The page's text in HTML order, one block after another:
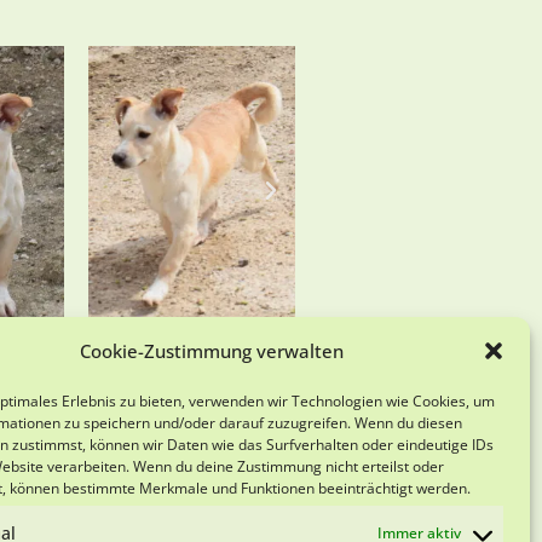
Cookie-Zustimmung verwalten
Erlebnis zu bieten, verwenden wir Technologien wie Cookies, um
zu speichern und/oder darauf zuzugreifen. Wenn du diesen
zustimmst, können wir Daten wie das Surfverhalten oder eindeutige IDs
verarbeiten. Wenn du deine Zustimmung nicht erteilst oder
können bestimmte Merkmale und Funktionen beeinträchtigt werden.
Immer aktiv